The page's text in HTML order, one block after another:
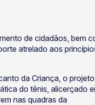
de cidadãos, bem
atrelado aos
da Criança, o projeto
do tênis, alicerçado
nas quadras da